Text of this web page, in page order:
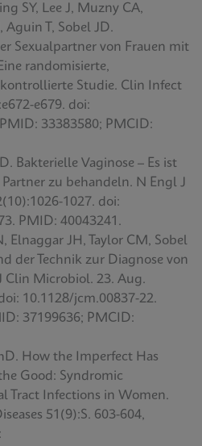
SY, Lee J, Muzny CA,
T, Sobel JD.
Sexualpartner von Frauen mit
randomisierte,
Studie. Clin Infect
e679. doi:
33383580; PMCID:
Bakterielle Vaginose – Es ist
zu behandeln. N Engl J
1027. doi:
PMID: 40043241.
Elnaggar JH, Taylor CM, Sobel
der Technik zur Diagnose von
Clin Microbiol. 23. Aug.
10.1128/jcm.00837-22.
37199636; PMCID:
How the Imperfect Has
Good: Syndromic
Tract Infections in Women.
51(9):S. 603-604,